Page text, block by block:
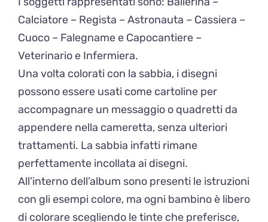
Calciatore – Regista – Astronauta – Cassiera –
Cuoco – Falegname e Capocantiere –
Veterinario e Infermiera.
Una volta colorati con la sabbia, i disegni
possono essere usati come cartoline per
accompagnare un messaggio o quadretti da
appendere nella cameretta, senza ulteriori
trattamenti. La sabbia infatti rimane
perfettamente incollata ai disegni.
All’interno dell’album sono presenti le istruzioni
con gli esempi colore, ma ogni bambino è libero
di colorare scegliendo le tinte che preferisce,